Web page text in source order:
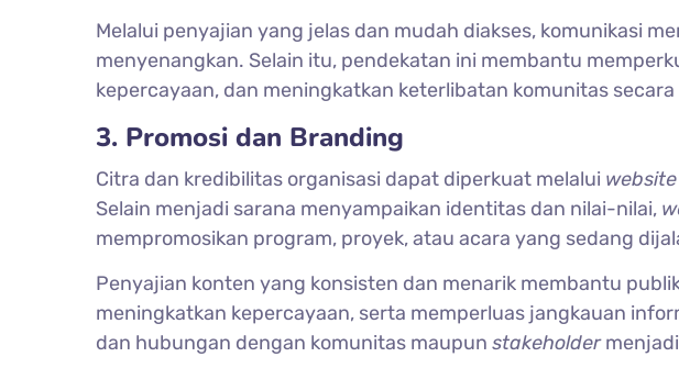
Melalui penyajian yang jelas dan mudah diakses, komunikasi
menyenangkan. Selain itu, pendekatan ini membantu
kepercayaan, dan meningkatkan keterlibatan komunitas
3. Promosi dan Branding
Citra dan kredibilitas organisasi dapat diperkuat melalui website
Selain menjadi sarana menyampaikan identitas dan nilai-nilai,
mempromosikan program, proyek, atau acara yang sedang
Penyajian konten yang konsisten dan menarik membantu
meningkatkan kepercayaan, serta memperluas jangkauan
dan hubungan dengan komunitas maupun stakeholder